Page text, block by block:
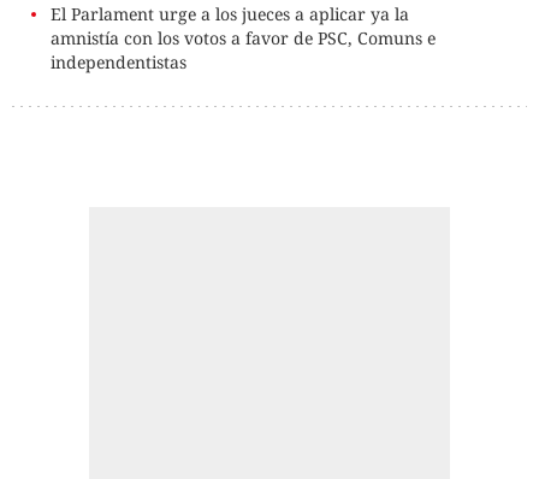
El Parlament urge a los jueces a aplicar ya la
amnistía con los votos a favor de PSC, Comuns e
independentistas